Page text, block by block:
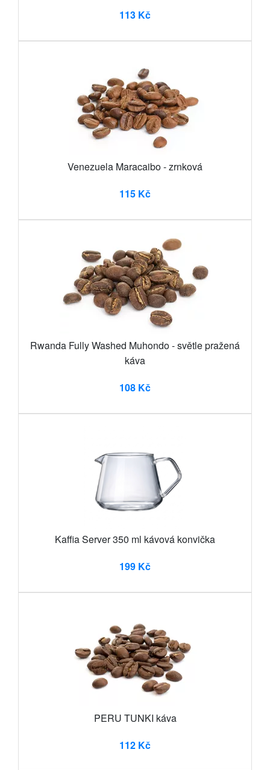
113 Kč
Venezuela Maracaibo - zrnková
115 Kč
Rwanda Fully Washed Muhondo - světle pražená
káva
108 Kč
Kaffia Server 350 ml kávová konvička
199 Kč
PERU TUNKI káva
112 Kč